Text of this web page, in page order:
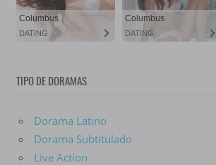
TIPO DE DORAMAS
Dorama Latino
Dorama Subtitulado
Live Action